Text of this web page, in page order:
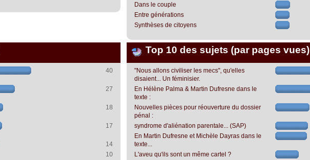
Dans le couple
Entre générations
Synthèses de citoyens
40
27
18
17
14
10
Top 10 des sujets (par pages vues)
"Nous allons civiliser les mecs", qu'elles
disaient... Un féminisier.
En Hélène Palma & Martin Dufresne dans le
texte :
Nouvelles pièces pour réouverture du dossier
pénal :
syndrome d'aliénation parentale... (SAP)
En Martin Dufresne et Michèle Dayras dans le
texte...
L'aveu qu'ils sont un même cartel ?